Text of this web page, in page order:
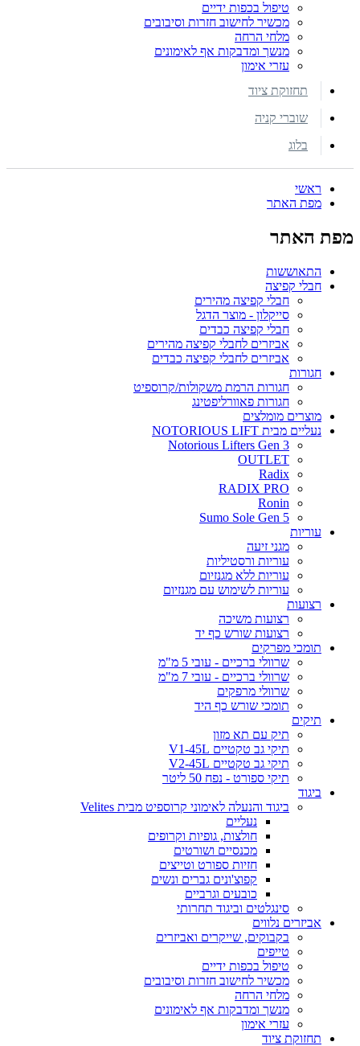
טיפול בכפות ידיים
מכשיר לחישוב חזרות וסיבובים
מלחי הרחה
מנשך ומדבקות אף לאימונים
עזרי אימון
תחזוקת ציוד
שוברי קניה
בלוג
ראשי
מפת האתר
מפת האתר
התאוששות
חבלי קפיצה
חבלי קפיצה מהירים
סייקלון - מוצר הדגל
חבלי קפיצה כבדים
אביזרים לחבלי קפיצה מהירים
אביזרים לחבלי קפיצה כבדים
חגורות
חגורות הרמת משקולות/קרוספיט
חגורות פאוורליפטינג
מוצרים מומלצים
נעליים מבית NOTORIOUS LIFT
Notorious Lifters Gen 3
OUTLET
Radix
RADIX PRO
Ronin
Sumo Sole Gen 5
עוריות
מגני זיעה
עוריות ורסטיליות
עוריות ללא מגנזיום
עוריות לשימוש עם מגנזיום
רצועות
רצועות משיכה
רצועות שורש כף יד
תומכי מפרקים
שרוולי ברכיים - עובי 5 מ"מ
שרוולי ברכיים - עובי 7 מ"מ
שרוולי מרפקים
תומכי שורש כף היד
תיקים
תיק עם תא מזון
תיקי גב טקטיים V1-45L
תיקי גב טקטיים V2-45L
תיקי ספורט - נפח 50 ליטר
ביגוד
ביגוד והנעלה לאימוני קרוספיט מבית Velites
נעליים
חולצות, גופיות וקרופים
מכנסיים ושורטים
חזיות ספורט וטייצים
קפוצ'ונים גברים ונשים
כובעים וגרביים
סינגלטים וביגוד תחרותי
אביזרים נלווים
בקבוקים, שייקרים ואביזרים
טייפים
טיפול בכפות ידיים
מכשיר לחישוב חזרות וסיבובים
מלחי הרחה
מנשך ומדבקות אף לאימונים
עזרי אימון
תחזוקת ציוד